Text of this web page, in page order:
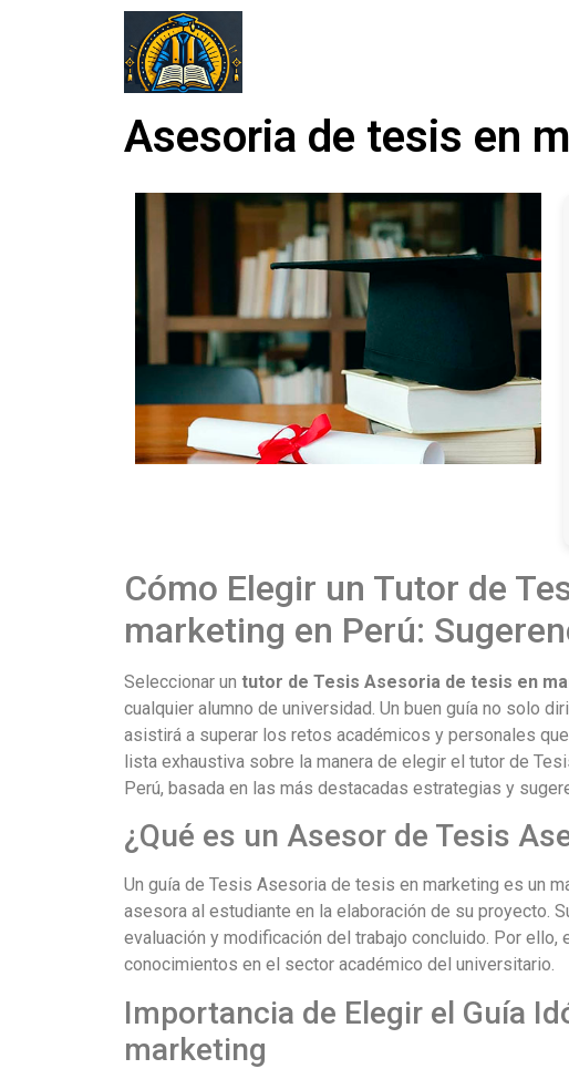
Asesoria de tesis en
Cómo Elegir un Tutor de
marketing en Perú:
Seleccionar un tutor de Tesis Asesoria de tesis en
cualquier alumno de universidad. Un buen guía no solo
asistirá a superar los retos académicos y personales
lista exhaustiva sobre la manera de elegir el tutor de
Perú, basada en las más destacadas estrategias y
¿Qué es un Asesor de Tesis
Un guía de Tesis Asesoria de tesis en marketing es un
asesora al estudiante en la elaboración de su proyecto.
evaluación y modificación del trabajo concluido. Por
conocimientos en el sector académico del universitario.
Importancia de Elegir el Guía
marketing